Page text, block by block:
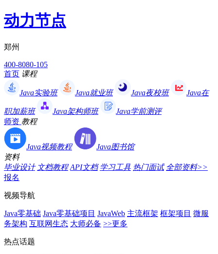
动力节点
郑州
400-8080-105
首页 课程
Java实验班 Java就业班 Java夜校班 Java在
职加薪班 Java架构师班
Java学前测评
师资 教程
Java视频教程
Java图书馆
资料
毕业设计 文档教程 API文档 学习工具 热门面试 全部资料>>
报名
视频导航
Java零基础 Java零基础项目 JavaWeb 主流框架 框架项目 微服
务架构 互联网生态 大师必备 >>更多
热点话题